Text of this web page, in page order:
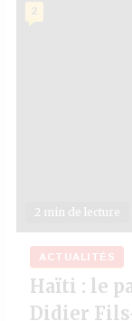
2 min de lecture
2
ACTUALITÉS
Haïti : le
Didier